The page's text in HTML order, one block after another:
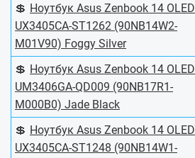
💲 Ноутбук Asus Zenbook 14 OLED
UX3405CA-ST1262 (90NB14W2-
M01V90) Foggy Silver
💲 Ноутбук Asus Zenbook 14 OLED
UM3406GA-QD009 (90NB17R1-
M000B0) Jade Black
💲 Ноутбук Asus Zenbook 14 OLED
UX3405CA-ST1248 (90NB14W1-